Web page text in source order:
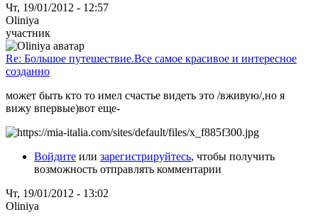
Чт, 19/01/2012 - 12:57
Oliniya
участник
Re: Большое путешествие.Все самое красивое и интересное
созданно
может быть кто то имел счастье видеть это /вживую/,но я
вижу впервые)вот еще-
Войдите или зарегистрируйтесь, чтобы получить
возможность отправлять комментарии
Чт, 19/01/2012 - 13:02
Oliniya